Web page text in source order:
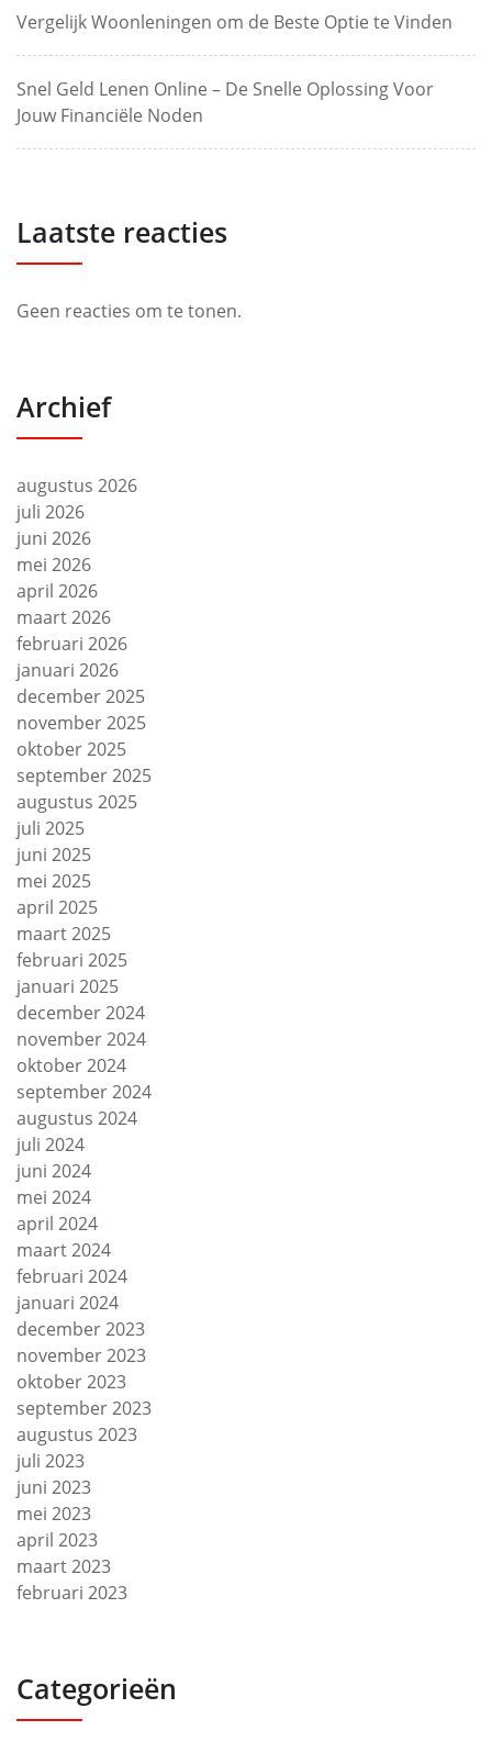
Vergelijk Woonleningen om de Beste Optie te Vinden
Snel Geld Lenen Online – De Snelle Oplossing Voor
Jouw Financiële Noden
Laatste reacties
Geen reacties om te tonen.
Archief
augustus 2026
juli 2026
juni 2026
mei 2026
april 2026
maart 2026
februari 2026
januari 2026
december 2025
november 2025
oktober 2025
september 2025
augustus 2025
juli 2025
juni 2025
mei 2025
april 2025
maart 2025
februari 2025
januari 2025
december 2024
november 2024
oktober 2024
september 2024
augustus 2024
juli 2024
juni 2024
mei 2024
april 2024
maart 2024
februari 2024
januari 2024
december 2023
november 2023
oktober 2023
september 2023
augustus 2023
juli 2023
juni 2023
mei 2023
april 2023
maart 2023
februari 2023
Categorieën